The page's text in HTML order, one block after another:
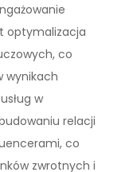
optymalizacja
co
wynikach
w
relacji
co
zwrotnych i